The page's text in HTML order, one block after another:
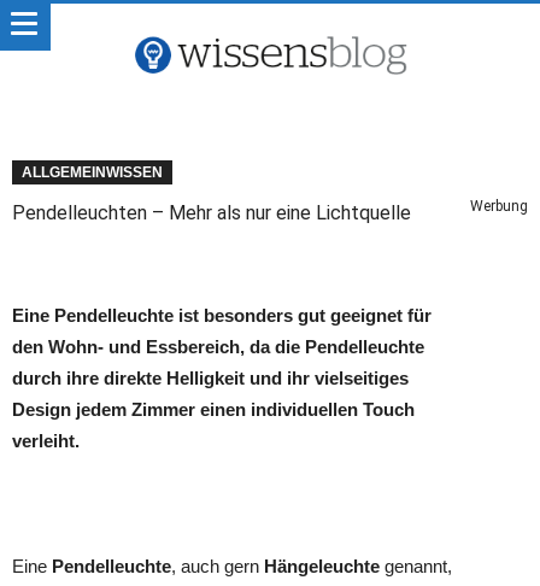
ALLGEMEINWISSEN
Pendelleuchten – Mehr als nur eine Lichtquelle Werbung
Eine Pendelleuchte ist besonders gut geeignet für
den Wohn- und Essbereich, da die Pendelleuchte
durch ihre direkte Helligkeit und ihr vielseitiges
Design jedem Zimmer einen individuellen Touch
verleiht.
Eine Pendelleuchte, auch gern Hängeleuchte genannt,